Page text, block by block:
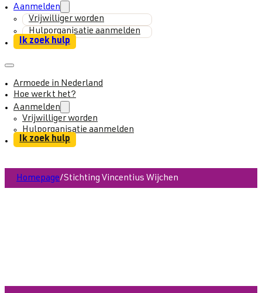
Aanmelden
Vrijwilliger worden
Hulporganisatie aanmelden
Ik zoek hulp
Armoede in Nederland
Hoe werkt het?
Aanmelden
Vrijwilliger worden
Hulporganisatie aanmelden
Ik zoek hulp
Homepage/Stichting Vincentius Wijchen